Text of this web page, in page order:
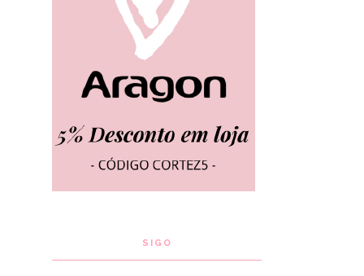
SIGO